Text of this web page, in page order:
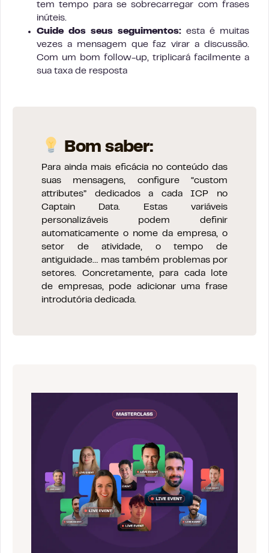
tem tempo para se sobrecarregar com frases
inúteis.
Cuide dos seus seguimentos: esta é muitas
vezes a mensagem que faz virar a discussão.
Com um bom follow-up, triplicará facilmente a
sua taxa de resposta
Bom saber:
Para ainda mais eficácia no conteúdo das
suas mensagens, configure “custom
attributes” dedicados a cada ICP no
Captain Data. Estas variáveis
personalizáveis podem definir
automaticamente o nome da empresa, o
setor de atividade, o tempo de
antiguidade… mas também problemas por
setores. Concretamente, para cada lote
de empresas, pode adicionar uma frase
introdutória dedicada.